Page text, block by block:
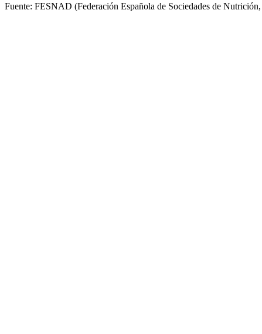
Fuente: FESNAD (Federación Española de Sociedades de